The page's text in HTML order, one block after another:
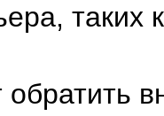
таких
обратить